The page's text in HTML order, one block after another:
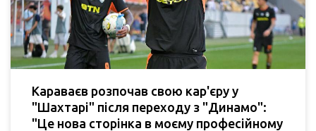
Караваєв розпочав свою кар'єру у
"Шахтарі" після переходу з "Динамо":
"Це нова сторінка в моєму професійному